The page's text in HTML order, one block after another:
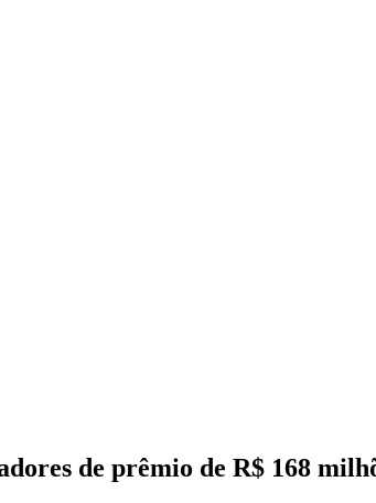
de prêmio de R$ 168